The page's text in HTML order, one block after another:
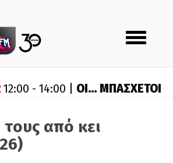
Toggle
navigation
12:00 - 14:00 | ΟΙ… ΜΠΑΣΧΕΤΟΙ
από κει